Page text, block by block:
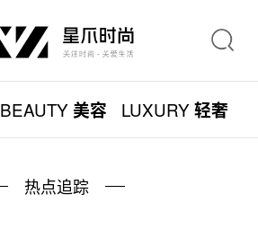
BEAUTY美容 LUXURY轻奢
热点追踪